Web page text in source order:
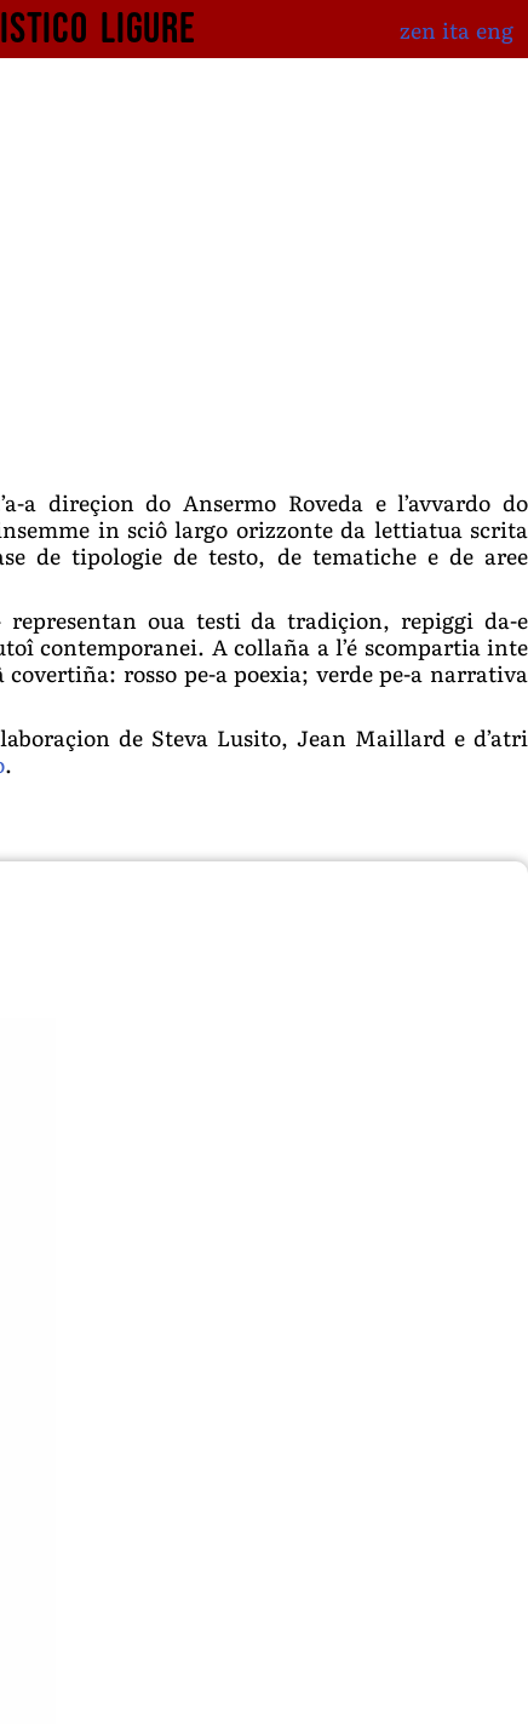
ligure zen ita eng
a direçion do Ansermo Roveda e l’avvardo do
in sciô largo orizzonte da lettiatua scrita
de tipologie de testo, de tematiche e de aree
oua testi da tradiçion, repiggi da-e
contemporanei. A collaña a l’é scompartia inte
rosso pe-a poexia; verde pe-a narrativa
de Steva Lusito, Jean Maillard e d’atri
.